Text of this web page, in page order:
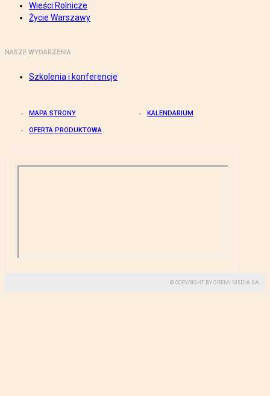
Wieści Rolnicze
Życie Warszawy
NASZE WYDARZENIA
Szkolenia i konferencje
MAPA STRONY KALENDARIUM
OFERTA PRODUKTOWA
© COPYRIGHT BY GREMI MEDIA SA